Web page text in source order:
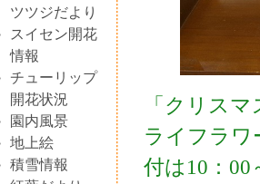
ツツジだより
スイセン開花
情報
チューリップ
開花状況
園内風景
地上絵
積雪情報
「クリス
ライフラワ
付は10：00